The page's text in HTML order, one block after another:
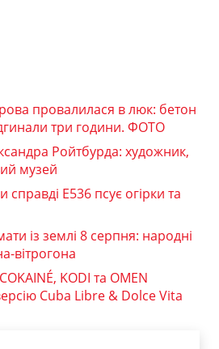
провалилася в люк: бетон
три години. ФОТО
Ройтбурда: художник,
музей
справді Е536 псує огірки та
із землі 8 серпня: народні
вітрогона
KODI та OMEN
Cuba Libre & Dolce Vita